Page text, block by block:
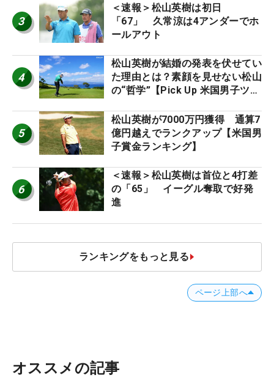
3
＜速報＞松山英樹は初日
「67」 久常涼は4アンダーでホ
ールアウト
4
松山英樹が結婚の発表を伏せてい
た理由とは？素顔を見せない松山
の“哲学”【Pick Up 米国男子ツア
5
松山英樹が7000万円獲得 通算7
億円越えでランクアップ【米国男
子賞金ランキング】
6
＜速報＞松山英樹は首位と4打差
の「65」 イーグル奪取で好発
進
ランキングをもっと見る
ページ上部へ
オススメの記事